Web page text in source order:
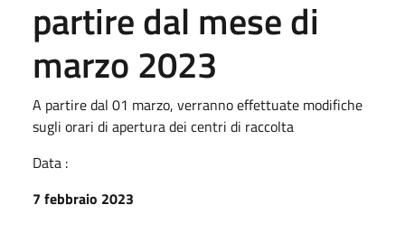
partire dal mese di
marzo 2023
A partire dal 01 marzo, verranno effettuate modifiche
sugli orari di apertura dei centri di raccolta
Data :
7 febbraio 2023